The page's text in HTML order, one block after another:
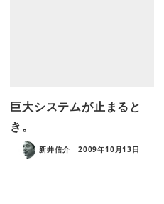
巨大システムが止まると
き。
新井信介 2009年10月13日